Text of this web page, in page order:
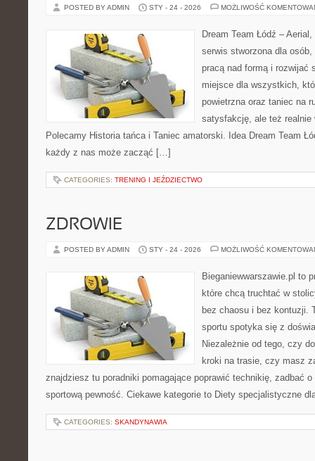
POSTED BY ADMIN STY - 24 - 2026 MOŻLIWOŚĆ
Dream Team Łódź –
serwis stworzona dla
pracą nad formą i rozwijać
miejsce dla wszystkich,
powietrzna oraz taniec na
satysfakcję, ale też realnie
Polecamy Historia tańca i Taniec amatorski. Idea Dream Team
każdy z nas może zacząć […]
CATEGORIES: TRENING I JEŹDZIECTWO
ZDROWIE
POSTED BY ADMIN STY - 24 - 2026 MOŻLIWOŚĆ
Bieganiewwarszawie.pl to
które chcą truchtać w
bez chaosu i bez kontuzji.
sportu spotyka się z
Niezależnie od tego, czy
kroki na trasie, czy masz
znajdziesz tu poradniki pomagające poprawić technikię, zadbać
sportową pewność. Ciekawe kategorie to Diety specjalistyczne
CATEGORIES: SKANDYNAWIA